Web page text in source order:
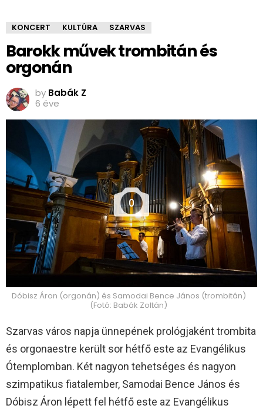
KONCERT KULTÚRA SZARVAS
Barokk művek trombitán és
orgonán
by Babák Z
6 éve
0
Dóbisz Áron (orgonán) és Samodai Bence János (trombitán)
(Fotó: Babák Zoltán)
Szarvas város napja ünnepének prológjaként trombita
és orgonaestre került sor hétfő este az Evangélikus
Ótemplomban. Két nagyon tehetséges és nagyon
szimpatikus fiatalember, Samodai Bence János és
Dóbisz Áron lépett fel hétfő este az Evangélikus